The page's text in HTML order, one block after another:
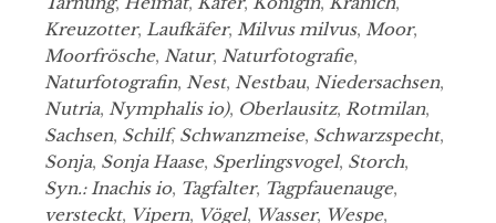
Kreuzotter, Laufkäfer, Milvus milvus, Moor,
Moorfrösche, Natur, Naturfotografie,
Naturfotografin, Nest, Nestbau, Niedersachsen,
Nutria, Nymphalis io), Oberlausitz, Rotmilan,
Sachsen, Schilf, Schwanzmeise, Schwarzspecht,
Sonja, Sonja Haase, Sperlingsvogel, Storch,
Syn.: Inachis io, Tagfalter, Tagpfauenauge,
versteckt, Vipern, Vögel, Wasser, Wespe,